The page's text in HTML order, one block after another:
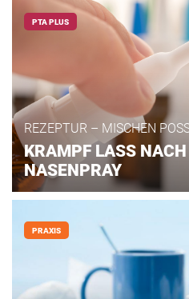
PTA PLUS
REZEPTUR – MISCHEN
KRAMPF LASS
NASENPRAY
PRAXIS